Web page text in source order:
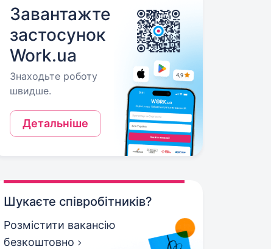
Завантажте
застосунок
Work.ua
Знаходьте роботу
швидше.
Детальніше
Шукаєте співробітників?
Розмістити вакансію
безкоштовно